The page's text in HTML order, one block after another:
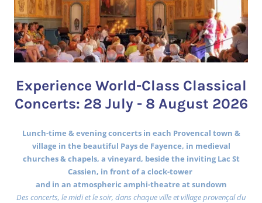
Experience World-Class Classical
Concerts: 28 July - 8 August 2026
Lunch-time & evening concerts in each Provencal town &
village in the beautiful Pays de Fayence, in medieval
churches & chapels, a vineyard, beside the inviting Lac St
Cassien, in front of a clock-tower
and in an atmospheric amphi-theatre at sundown
Des concerts, le midi et le soir, dans chaque ville et village provençal du